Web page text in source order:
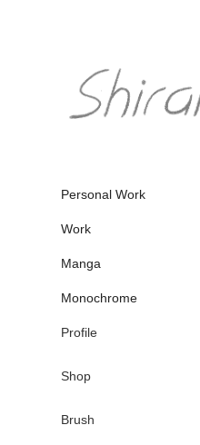
Personal Work
Work
Manga
Monochrome
Profile
Shop
Brush